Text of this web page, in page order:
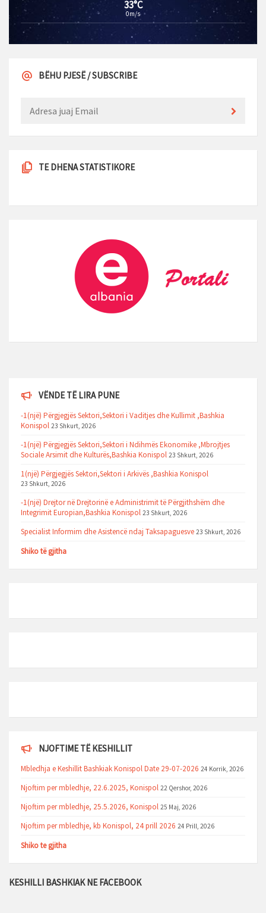
33°C
0m/s
BËHU PJESË / SUBSCRIBE
TE DHENA STATISTIKORE
VËNDE TË LIRA PUNE
-1(një) Përgjegjës Sektori,Sektori i Vaditjes dhe Kullimit ,Bashkia
Konispol 23 Shkurt, 2026
-1(një) Përgjegjës Sektori,Sektori i Ndihmës Ekonomike ,Mbrojtjes
Sociale Arsimit dhe Kulturës,Bashkia Konispol 23 Shkurt, 2026
1(një) Përgjegjës Sektori,Sektori i Arkivës ,Bashkia Konispol
23 Shkurt, 2026
-1(një) Drejtor në Drejtorinë e Administrimit të Përgjithshëm dhe
Integrimit Europian,Bashkia Konispol 23 Shkurt, 2026
Specialist Informim dhe Asistencë ndaj Taksapaguesve 23 Shkurt, 2026
Shiko të gjitha
NJOFTIME TË KESHILLIT
Mbledhja e Keshillit Bashkiak Konispol Date 29-07-2026 24 Korrik, 2026
Njoftim per mbledhje, 22.6.2025, Konispol 22 Qershor, 2026
Njoftim per mbledhje, 25.5.2026, Konispol 25 Maj, 2026
Njoftim per mbledhje, kb Konispol, 24 prill 2026 24 Prill, 2026
Shiko te gjitha
KESHILLI BASHKIAK NE FACEBOOK